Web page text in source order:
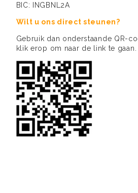
BIC: INGBNL2A
Wilt u ons direct steunen?
Gebruik dan onderstaande QR-
klik erop om naar de link te